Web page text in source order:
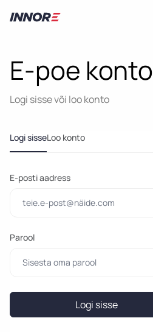
E-poe konto
Logi sisse või loo konto
Logi sisseLoo konto
E-posti aadress
Parool
Logi sisse